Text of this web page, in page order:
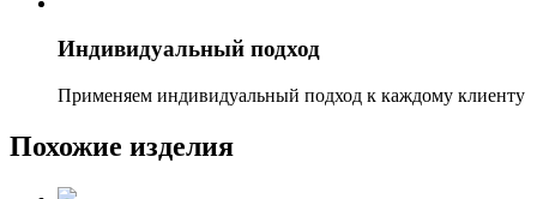
Индивидуальный подход
Применяем индивидуальный подход к каждому клиенту
Похожие изделия